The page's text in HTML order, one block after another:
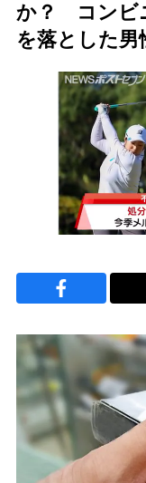
か？ コンビ
を落とした男